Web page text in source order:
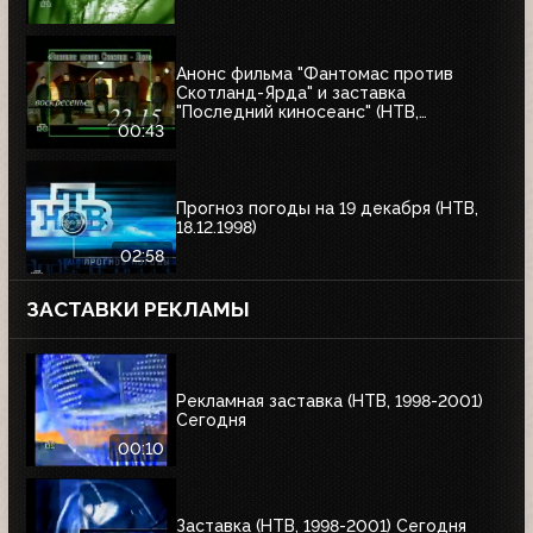
00:43
Анонс фильма "Фантомас против
Скотланд-Ярда" и заставка
"Последний киносеанс" (НТВ,
02:58
Прогноз погоды на 19 декабря (НТВ,
18.12.1998)
ЗАСТАВКИ РЕКЛАМЫ
00:10
Рекламная заставка (НТВ, 1998-2001)
Сегодня
Заставка (НТВ, 1998-2001) Сегодня